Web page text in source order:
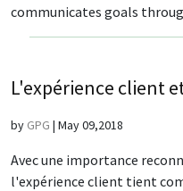
communicates goals
L'expérience client
by GPG | May 09,2018
Avec une importance
l'expérience client tient